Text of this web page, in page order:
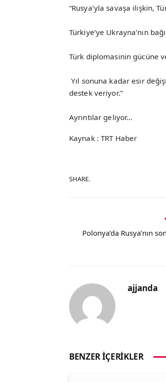
“Rusya’yla savaşa ilişkin,
Türkiye’ye Ukrayna’nın
Türk diplomasinin gücüne
Yıl sonuna kadar esir
destek veriyor.”
Ayrıntılar geliyor…
Kaynak : TRT Haber
SHARE.
Polonya’da Rusya’nın
ajjanda
BENZER İÇERIKLER